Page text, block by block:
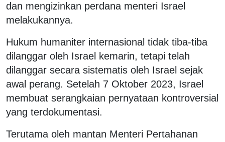
dan mengizinkan perdana menteri Israel
melakukannya.
Hukum humaniter internasional tidak tiba-tiba
dilanggar oleh Israel kemarin, tetapi telah
dilanggar secara sistematis oleh Israel sejak
awal perang. Setelah 7 Oktober 2023, Israel
membuat serangkaian pernyataan kontroversial
yang terdokumentasi.
Terutama oleh mantan Menteri Pertahanan